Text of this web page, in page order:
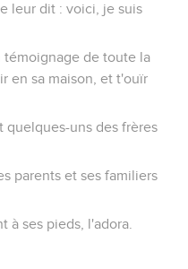
leur dit : voici, je suis
témoignage de toute la
en sa maison, et t'ouïr
quelques-uns des frères
parents et ses familiers
à ses pieds, l'adora.